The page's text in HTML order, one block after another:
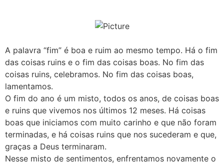
A palavra “fim” é boa e ruim ao mesmo tempo. Há o fim
das coisas ruins e o fim das coisas boas. No fim das
coisas ruins, celebramos. No fim das coisas boas,
lamentamos.
O fim do ano é um misto, todos os anos, de coisas boas
e ruins que vivemos nos últimos 12 meses. Há coisas
boas que iniciamos com muito carinho e que não foram
terminadas, e há coisas ruins que nos sucederam e que,
graças a Deus terminaram.
Nesse misto de sentimentos, enfrentamos novamente o